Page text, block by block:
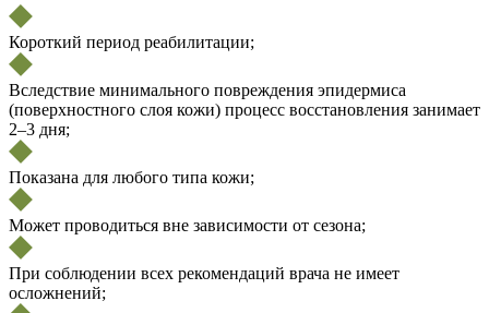
Короткий период реабилитации;
Вследствие минимального повреждения эпидермиса
(поверхностного слоя кожи) процесс восстановления занимает
2–3 дня;
Показана для любого типа кожи;
Может проводиться вне зависимости от сезона;
При соблюдении всех рекомендаций врача не имеет
осложнений;